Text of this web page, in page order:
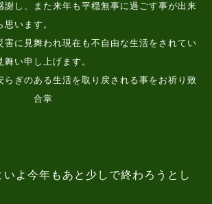
謝し、また来年も平穏無事に過ごす事が出来
います。
害に見舞われ現在も不自由な生活をされてい
い申し上げます。
らぎのある生活を取り戻される事をお祈り致
合掌
よ今年もあと少しで終わろうとし